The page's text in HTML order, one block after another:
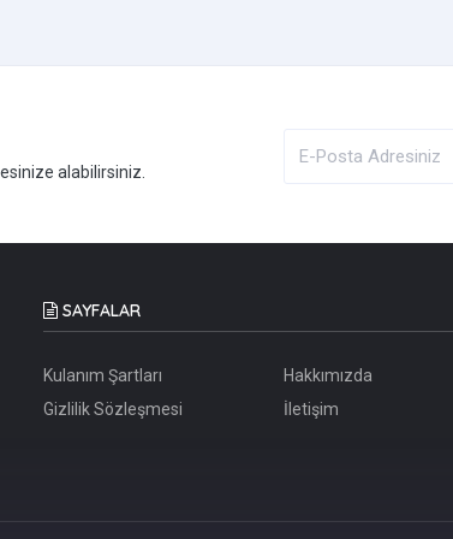
alabilirsiniz.
SAYFALAR
Kulanım Şartları
Hakkımızda
Gizlilik Sözleşmesi
İletişim